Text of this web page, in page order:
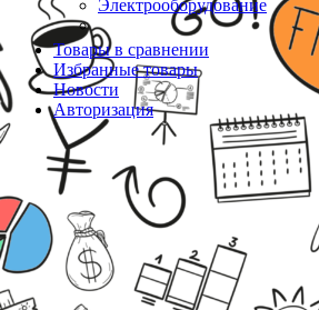
Электрооборудование
Товары в сравнении
Избранные товары
Новости
Авторизация